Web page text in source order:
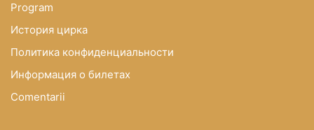
Program
История цирка
Политика конфиденциальности
Информация о билетах
Comentarii